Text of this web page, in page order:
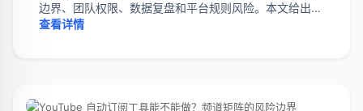
边界、团队权限、数据复盘和平台规则风险。本文给出适
合谁、不适合谁、怎么判断和常见踩坑点。
查看详情